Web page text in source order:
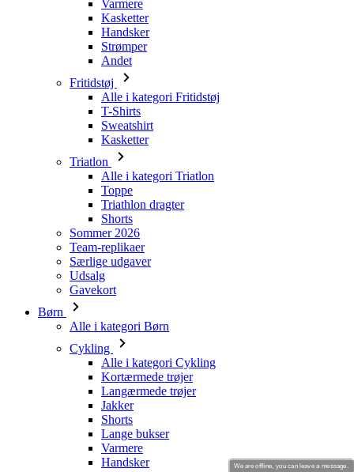
Fritidstøj
Alle i kategori Fritidstøj
T-Shirts
Sweatshirt
Kasketter
Triatlon
Alle i kategori Triatlon
Toppe
Triathlon dragter
Shorts
Sommer 2026
Team-replikaer
Særlige udgaver
Udsalg
Gavekort
Børn
Alle i kategori Børn
Cykling
Alle i kategori Cykling
Langærmede trøjer
Jakker
Shorts
Lange bukser
Varmere
Handsker
Sommer 2026
Team-replikaer
Udsalg
Særlige udgaver
Gavekort
We are offline, you can leave a message.